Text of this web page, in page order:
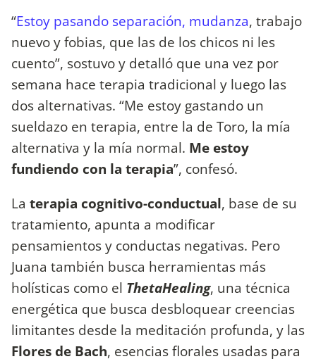
“Estoy pasando separación, mudanza, trabajo
nuevo y fobias, que las de los chicos ni les
cuento”, sostuvo y detalló que una vez por
semana hace terapia tradicional y luego las
dos alternativas. “Me estoy gastando un
sueldazo en terapia, entre la de Toro, la mía
alternativa y la mía normal. Me estoy
fundiendo con la terapia”, confesó.
La terapia cognitivo-conductual, base de su
tratamiento, apunta a modificar
pensamientos y conductas negativas. Pero
Juana también busca herramientas más
holísticas como el ThetaHealing, una técnica
energética que busca desbloquear creencias
limitantes desde la meditación profunda, y las
Flores de Bach, esencias florales usadas para